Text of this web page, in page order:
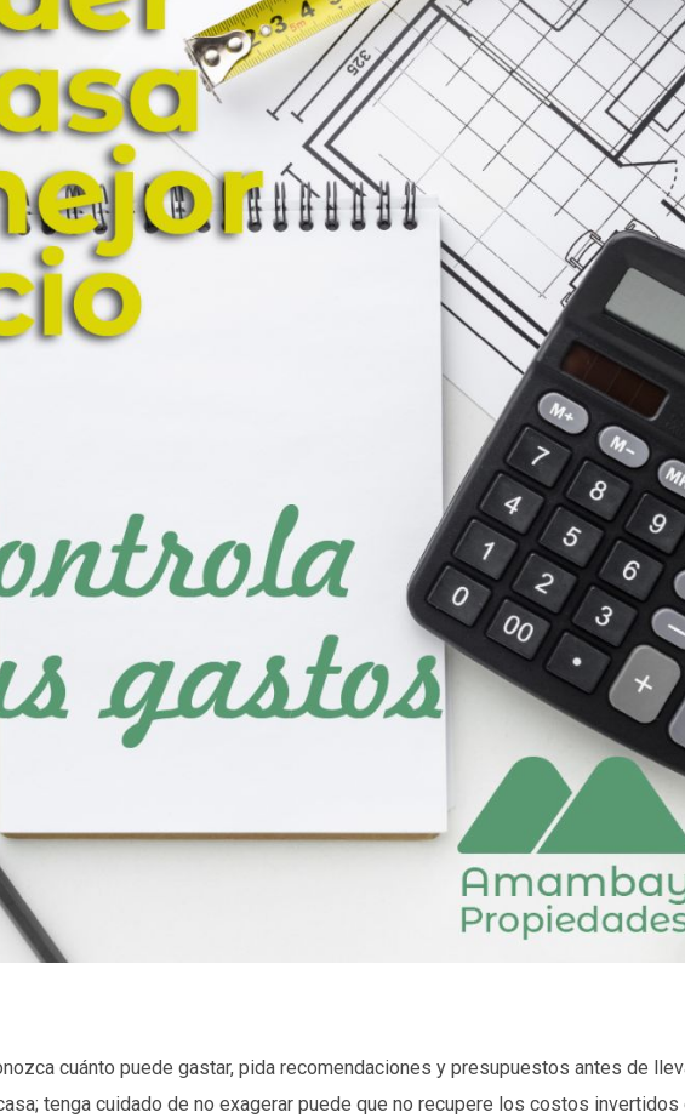
cuánto puede gastar, pida recomendaciones y presupuestos antes de
tenga cuidado de no exagerar puede que no recupere los costos invertidos